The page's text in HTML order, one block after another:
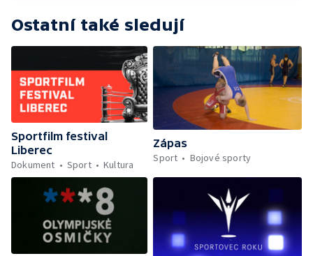
Ostatní také sledují
Sportfilm festival
Liberec
Dokument
Sport Kultura
Zápas
Sport
Bojové sporty